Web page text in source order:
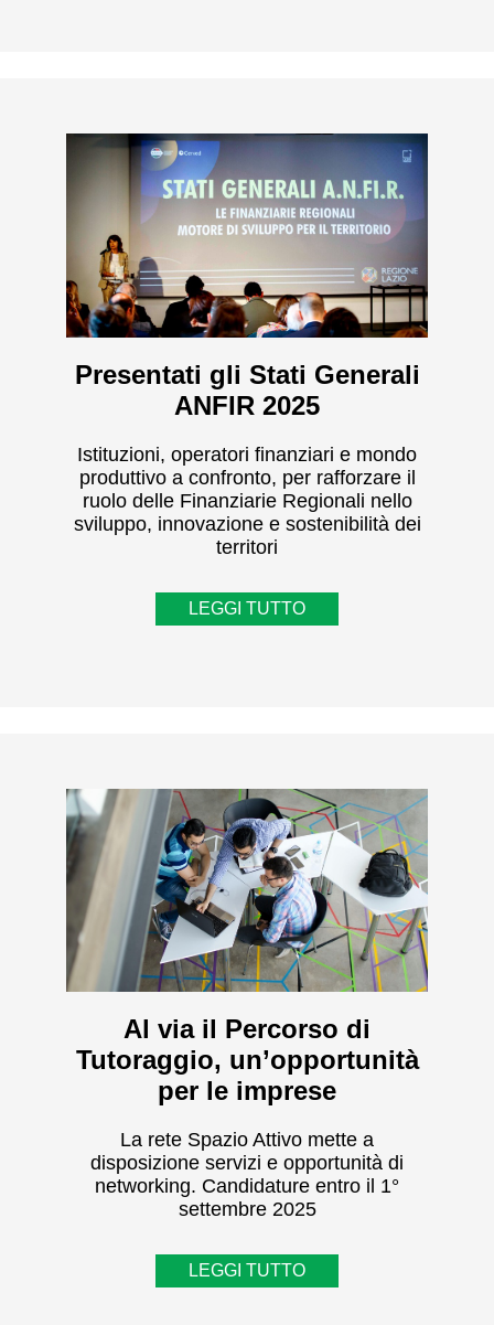
Presentati gli Stati Generali
ANFIR 2025
Istituzioni, operatori finanziari e mondo
produttivo a confronto, per rafforzare il
ruolo delle Finanziarie Regionali nello
sviluppo, innovazione e sostenibilità dei
territori
LEGGI TUTTO
Al via il Percorso di
Tutoraggio, un’opportunità
per le imprese
La rete Spazio Attivo mette a
disposizione servizi e opportunità di
networking. Candidature entro il 1°
settembre 2025
LEGGI TUTTO